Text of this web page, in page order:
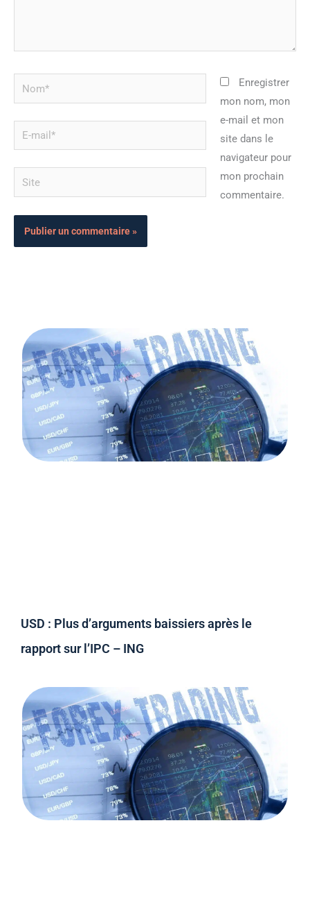
Nom*
mail*
Site
Enregistrer
mon nom, mon
e-mail et mon
site dans le
navigateur pour
mon prochain
commentaire.
USD : Plus d’arguments baissiers après le
rapport sur l’IPC – ING